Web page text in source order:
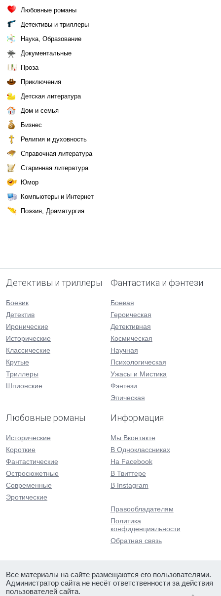
Любовные романы
Детективы и триллеры
Наука, Образование
Документальные
Проза
Приключения
Детская литература
Дом и семья
Бизнес
Религия и духовность
Справочная литература
Старинная литература
Юмор
Компьютеры и Интернет
Поэзия, Драматургия
Детективы и триллеры
Боевик
Детектив
Иронические
Исторические
Классические
Крутые
Триллеры
Шпионские
Фантастика и фэнтези
Боевая
Героическая
Детективная
Космическая
Научная
Психологическая
Ужасы и Мистика
Фэнтези
Эпическая
Любовные романы
Исторические
Короткие
Фантастические
Остросюжетные
Современные
Эротические
Информация
Мы Вконтакте
В Одноклассниках
На Facebook
В Твиттере
В Instagram
Правообладателям
Политика
конфиденциальности
Обратная связь
Все материалы на сайте размещаются его пользователями.
Администратор сайта не несёт ответственности за действия
пользователей сайта.